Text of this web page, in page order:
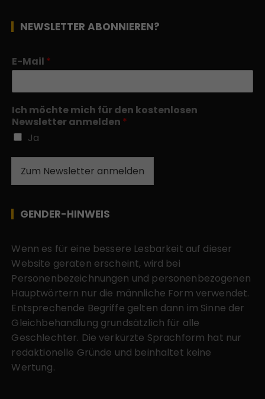
NEWSLETTER ABONNIEREN?
E-Mail *
Ich möchte mich für den kostenlosen
Newsletter anmelden *
Ja
Zum Newsletter anmelden
GENDER-HINWEIS
Wenn es für eine bessere Lesbarkeit auf dieser
Website geraten erscheint, wird bei
Personenbezeichnungen und personenbezogenen
Hauptwörtern nur die männliche Form verwendet.
Entsprechende Begriffe gelten dann im Sinne der
Gleichbehandlung grundsätzlich für alle
Geschlechter. Die verkürzte Sprachform hat nur
redaktionelle Gründe und beinhaltet keine
Wertung.